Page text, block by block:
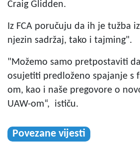
Craig Glidden.
Iz FCA poručuju da ih je tužba
njezin sadržaj, tako i tajming".
"Možemo samo pretpostaviti
osujetiti predloženo spajanje s
om, kao i naše pregovore o
UAW-om“, ističu.
Povezane vijesti